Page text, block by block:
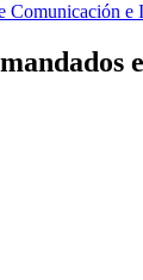
Comunicación e